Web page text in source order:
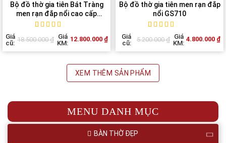
Bộ đồ thờ gia tiên Bát Tràng
men rạn đắp nổi cao cấp
GS709
Rated5
out of
5 based on
Giá
cũ: 18.500.000₫
Giá
KM:
12.800.000 ₫
Bộ đồ thờ gia tiên men rạn đắp
nổi GS710
5 out of
5 based on
Giá
cũ:
5.200.000₫
Giá
KM:
4.800.000 ₫
XEM THÊM SẢN PHẨM
MENU DANH MỤC
BÀN THỜ ĐẸP